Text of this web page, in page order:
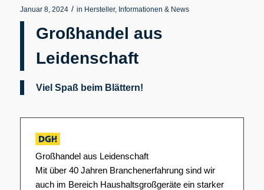
Januar 8, 2024 / in Hersteller, Informationen & News
Großhandel aus
Leidenschaft
Viel Spaß beim Blättern!
Großhandel aus Leidenschaft
Mit über 40 Jahren Branchenerfahrung sind wir
auch im Bereich Haushaltsgroßgeräte ein starker